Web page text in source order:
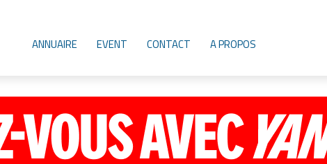
ANNUAIRE EVENT CONTACT A PROPOS